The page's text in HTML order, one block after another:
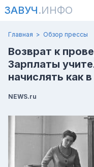
ЗАВУЧ.ИНФО
Главная Обзор прессы
Возврат к
Зарплаты
начислять как
NEWS.ru